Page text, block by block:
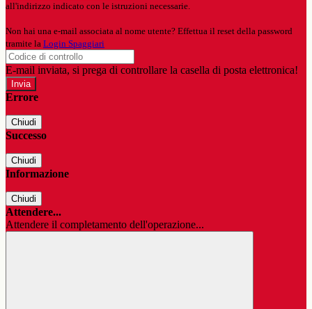
all'indirizzo indicato con le istruzioni necessarie.
Non hai una e-mail associata al nome utente? Effettua il reset della password
tramite la Login Spaggiari
E-mail inviata, si prega di controllare la casella di posta elettronica!
Errore
Chiudi
Successo
Chiudi
Informazione
Chiudi
Attendere...
Attendere il completamento dell'operazione...